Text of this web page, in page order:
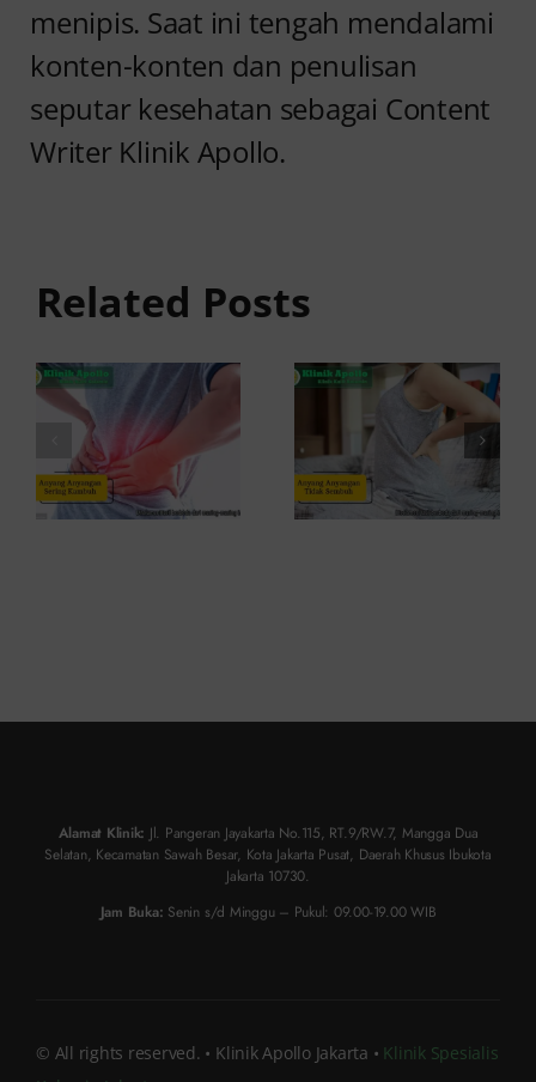
menipis. Saat ini tengah mendalami
konten-konten dan penulisan
seputar kesehatan sebagai Content
Writer Klinik Apollo.
Related Posts
Sering
Kambuh
dan Cara
Atasinya
Penyebab
dan
Solusinya
Alamat Klinik: Jl. Pangeran Jayakarta No.115, RT.9/RW.7, Mangga Dua
Selatan, Kecamatan Sawah Besar, Kota Jakarta Pusat, Daerah Khusus Ibukota
Jakarta 10730.
Jam Buka: Senin s/d Minggu – Pukul: 09.00-19.00 WIB
© All rights reserved. • Klinik Apollo Jakarta • Klinik Spesialis